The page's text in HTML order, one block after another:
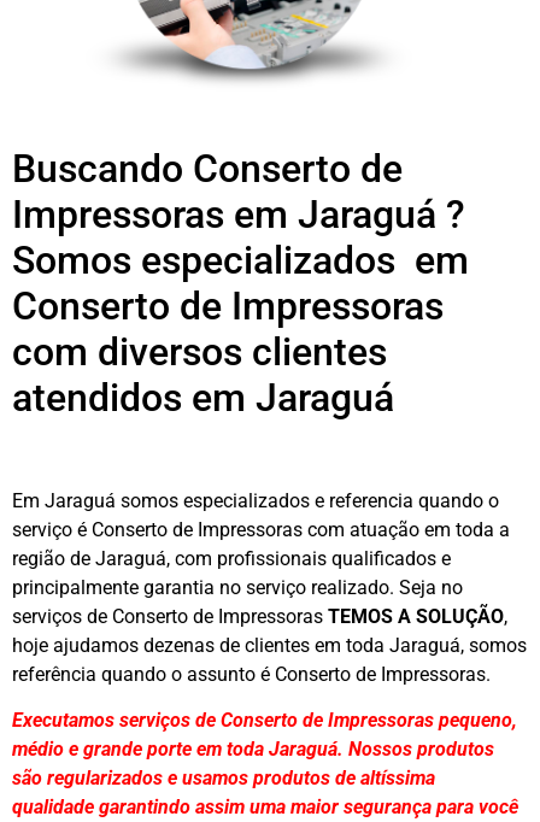
Buscando Conserto de
Impressoras em Jaraguá ?
Somos especializados em
Conserto de Impressoras
com diversos clientes
atendidos em Jaraguá
Em Jaraguá somos especializados e referencia quando o
serviço é Conserto de Impressoras com atuação em toda a
região de Jaraguá, com profissionais qualificados e
principalmente garantia no serviço realizado. Seja no
serviços de Conserto de Impressoras TEMOS A SOLUÇÃO,
hoje ajudamos dezenas de clientes em toda Jaraguá, somos
referência quando o assunto é Conserto de Impressoras.
Executamos serviços de Conserto de Impressoras pequeno,
médio e grande porte em toda Jaraguá. Nossos produtos
são regularizados e usamos produtos de altíssima
qualidade garantindo assim uma maior segurança para você